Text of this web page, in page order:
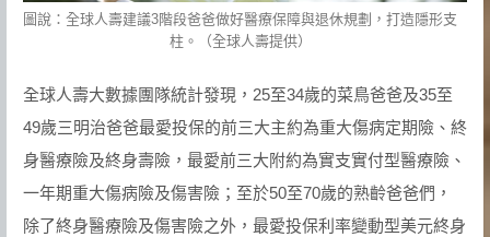
圖說：全球人壽建議3階段爸爸做好醫療保障與退休規劃，打造隱形支
柱。（全球人壽提供）
全球人壽大數據團隊統計發現，25至34歲的菜鳥爸爸及35至
49歲三明治爸爸最愛投保的前三大主約為重大傷病定期險、終
身醫療險及終身壽險，最愛前三大附約為實支實付型醫療險、
一年期重大傷病險及傷害險；至於50至70歲的熟齡爸爸們，
除了終身醫療險及傷害險之外，最愛投保利率變動型美元終身